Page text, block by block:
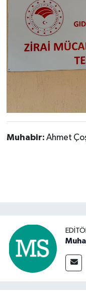
Muhabir: Ahmet